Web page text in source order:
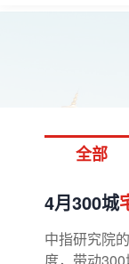
全部
4月300城
中指研究院